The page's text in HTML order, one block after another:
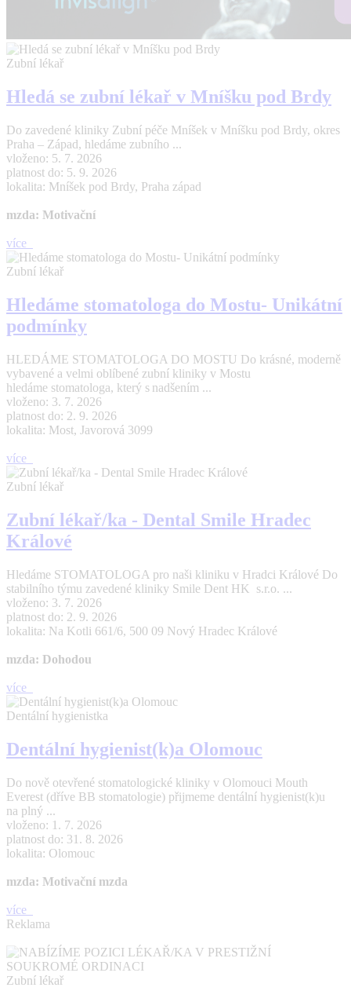
Zubní lékař
Hledá se zubní lékař v Mníšku pod Brdy
Do zavedené kliniky Zubní péče Mníšek v Mníšku pod Brdy, okres
Praha – Západ, hledáme zubního ...
vloženo: 5. 7. 2026
platnost do: 5. 9. 2026
lokalita: Mníšek pod Brdy, Praha západ
mzda: Motivační
více
Zubní lékař
Hledáme stomatologa do Mostu- Unikátní
podmínky
HLEDÁME STOMATOLOGA DO MOSTU Do krásné, moderně
vybavené a velmi oblíbené zubní kliniky v Mostu
hledáme stomatologa, který s nadšením ...
vloženo: 3. 7. 2026
platnost do: 2. 9. 2026
lokalita: Most, Javorová 3099
více
Zubní lékař
Zubní lékař/ka - Dental Smile Hradec
Králové
Hledáme STOMATOLOGA pro naši kliniku v Hradci Králové Do
stabilního týmu zavedené kliniky Smile Dent HK s.r.o. ...
vloženo: 3. 7. 2026
platnost do: 2. 9. 2026
lokalita: Na Kotli 661/6, 500 09 Nový Hradec Králové
mzda: Dohodou
více
Dentální hygienistka
Dentální hygienist(k)a Olomouc
Do nově otevřené stomatologické kliniky v Olomouci Mouth
Everest (dříve BB stomatologie) přijmeme dentální hygienist(k)u
na plný ...
vloženo: 1. 7. 2026
platnost do: 31. 8. 2026
lokalita: Olomouc
mzda: Motivační mzda
více
Reklama
Zubní lékař